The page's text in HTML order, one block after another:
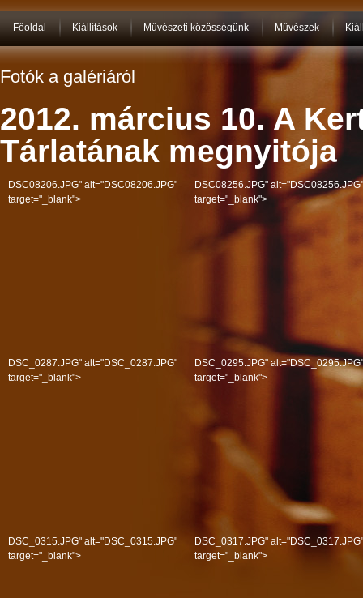
Főoldal Kiállítások Művészeti közösségünk Művészek
Fotók a galériáról
2012. március 10. A
Tárlatának megnyitója
DSC08206.JPG" alt="DSC08206.JPG"
target="_blank">
DSC08256.JPG" alt="DSC08256.JPG"
target="_blank">
DSC_0287.JPG" alt="DSC_0287.JPG"
target="_blank">
DSC_0295.JPG" alt="DSC_0295.JPG"
target="_blank">
DSC_0315.JPG" alt="DSC_0315.JPG"
target="_blank">
DSC_0317.JPG" alt="DSC_0317.JPG"
target="_blank">